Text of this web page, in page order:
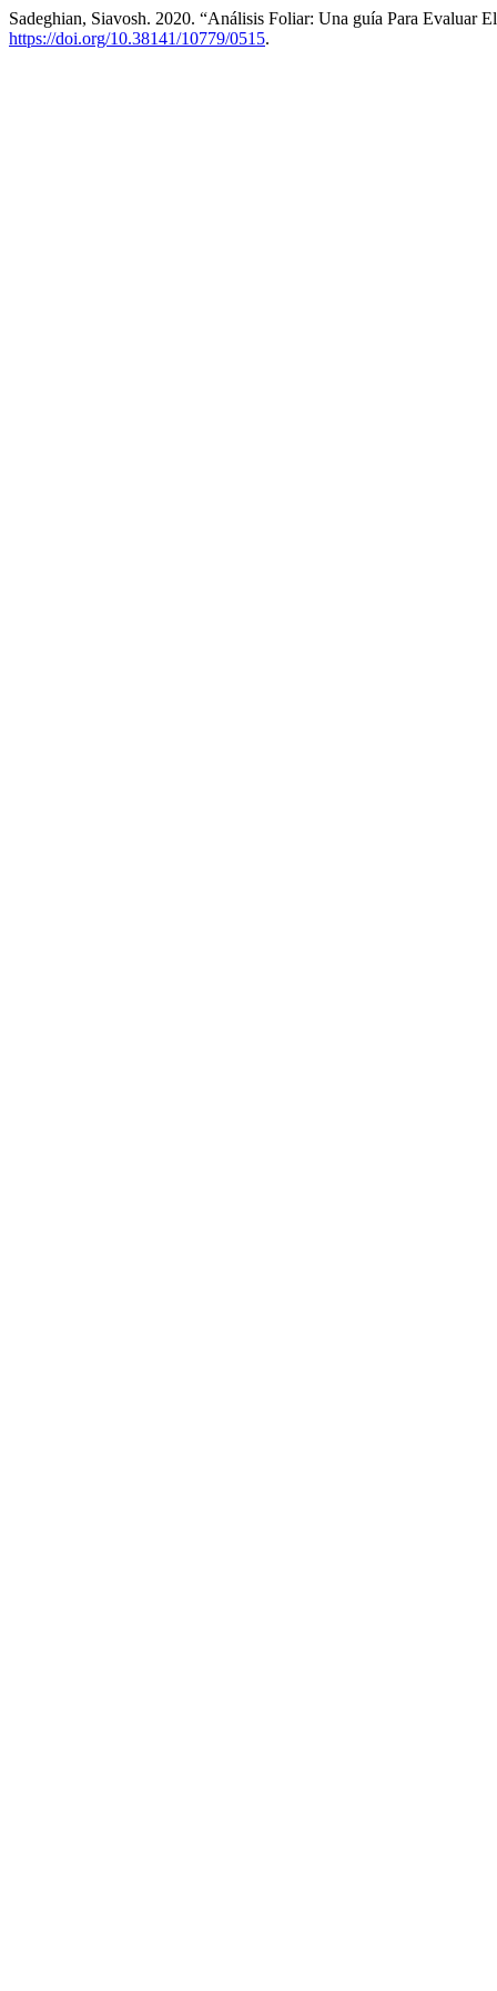
Sadeghian, Siavosh. 2020. “Análisis Foliar: Una guía Para Evaluar
https://doi.org/10.38141/10779/0515.